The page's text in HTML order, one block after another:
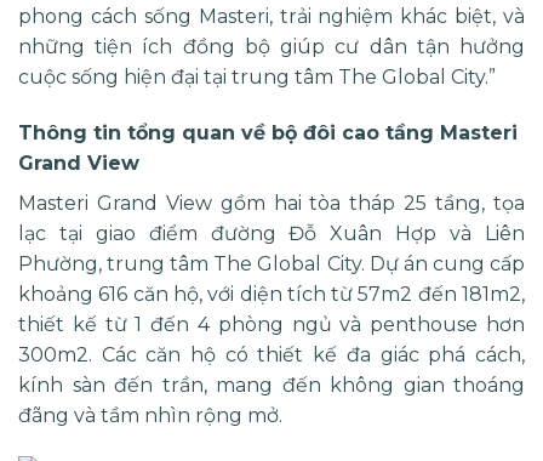
phong cách sống Masteri, trải nghiệm khác biệt, và
những tiện ích đồng bộ giúp cư dân tận hưởng
cuộc sống hiện đại tại trung tâm The Global City.”
Thông tin tổng quan về bộ đôi cao tầng Masteri
Grand View
Masteri Grand View gồm hai tòa tháp 25 tầng, tọa
lạc tại giao điểm đường Đỗ Xuân Hợp và Liên
Phường, trung tâm The Global City. Dự án cung cấp
khoảng 616 căn hộ, với diện tích từ 57m2 đến 181m2,
thiết kế từ 1 đến 4 phòng ngủ và penthouse hơn
300m2. Các căn hộ có thiết kế đa giác phá cách,
kính sàn đến trần, mang đến không gian thoáng
đãng và tầm nhìn rộng mở.